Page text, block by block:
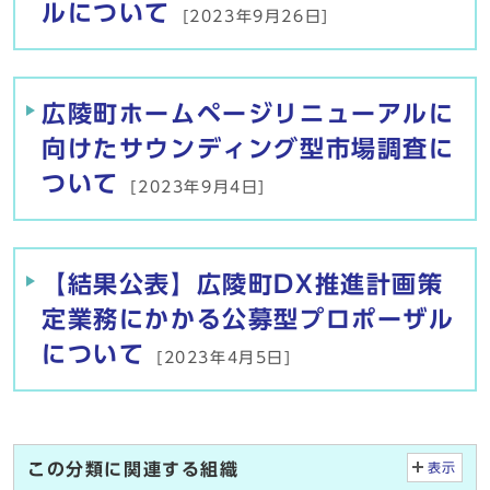
ルについて
[2023年9月26日]
広陵町ホームページリニューアルに
向けたサウンディング型市場調査に
ついて
[2023年9月4日]
【結果公表】広陵町DX推進計画策
定業務にかかる公募型プロポーザル
について
[2023年4月5日]
この分類に関連する組織 表示